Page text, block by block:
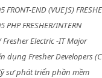
END (VUEJS)
PHP FRESHER/INTERN
Electric -IT Major
dụng Fresher Developers
sư phát triển phần mềm